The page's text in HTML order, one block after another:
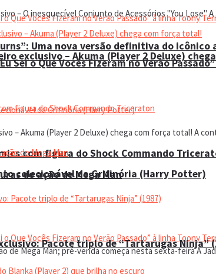
Uma nova versão definitiva do icônico
colecionável da Grifinória (Harry Potter)
Sei o Que Vocês Fizeram no Verão
com figura do Shock Commando
Pacote triplo de “Tartarugas Ninja”
– O inesquecível Conjunto de Acessórios "You Lose" A
exclusivo – Akuma (Player 2 Deluxe)
– Akuma (Player 2 Deluxe) chega com força total! A
de ação de Mega Man
de Mega Man; pré-venda começa nesta sexta-feira A